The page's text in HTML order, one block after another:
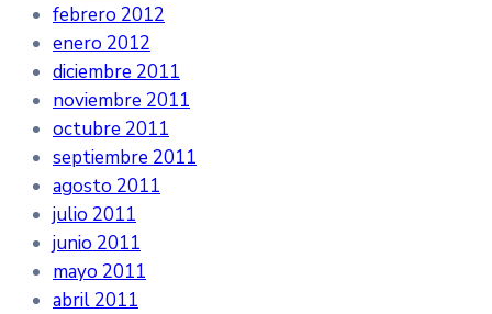
febrero 2012
enero 2012
diciembre 2011
noviembre 2011
octubre 2011
septiembre 2011
agosto 2011
julio 2011
junio 2011
mayo 2011
abril 2011